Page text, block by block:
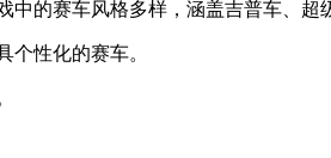
的赛车风格多样，涵盖吉普车、超
个性化的赛车。